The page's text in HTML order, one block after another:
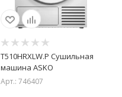
T510HRXLW.P Сушильная
машина ASKO
Арт.: 746407